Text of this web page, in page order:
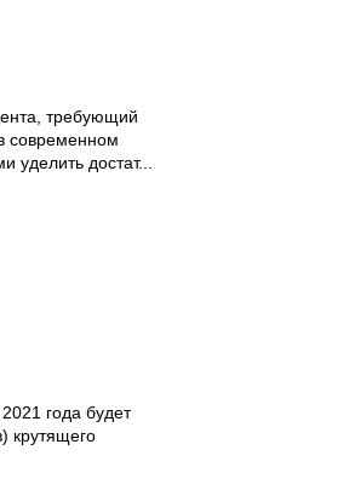
требующий
современном
достат...
года будет
крутящего